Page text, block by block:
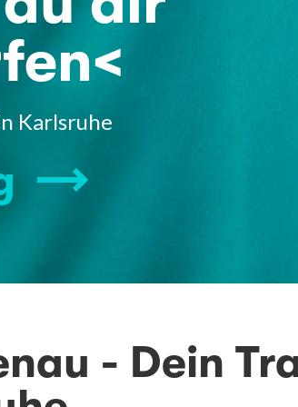
Karlsruhe
- Dein